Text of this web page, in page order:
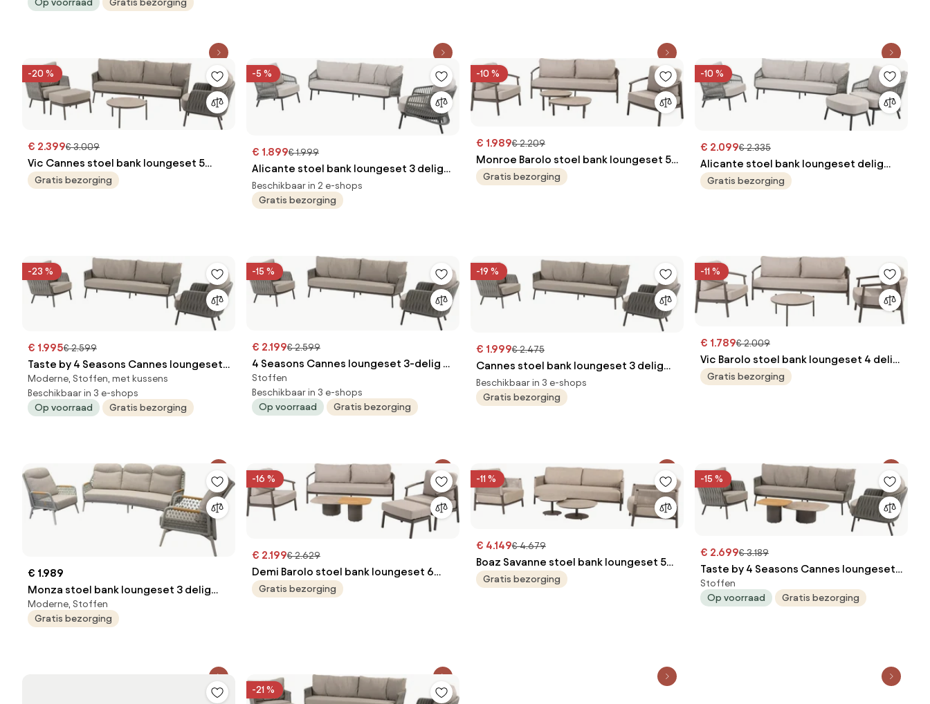
Op voorraad
Gratis bezorging
-20 %
€ 2.399€ 3.009
Vic Cannes stoel bank loungeset 5
delig organic terre Taste 4SO
Gratis bezorging
-5 %
€ 1.899€ 1.999
Alicante stoel bank loungeset 3 delig
antraciet Taste 4SO
Beschikbaar in 2 e-shops
Gratis bezorging
-10 %
€ 1.989€ 2.209
Monroe Barolo stoel bank loungeset 5
delig keramiek terre Taste 4SO
Gratis bezorging
-10 %
€ 2.099€ 2.335
Alicante stoel bank loungeset delig
antraciet Taste 4SO
Gratis bezorging
-23 %
€ 1.995€ 2.599
Taste by 4 Seasons Cannes loungeset
terre SALE Loungeset bruin
weerbestendig
Moderne, Stoffen, met kussens
Beschikbaar in 3 e-shops
Op voorraad
Gratis bezorging
-15 %
€ 2.199€ 2.599
4 Seasons Cannes loungeset 3-delig -
terre
Stoffen
Beschikbaar in 3 e-shops
Op voorraad
Gratis bezorging
-19 %
€ 1.999€ 2.475
Cannes stoel bank loungeset 3 delig
organic terre Taste 4SO
Beschikbaar in 3 e-shops
Gratis bezorging
-11 %
€ 1.789€ 2.009
Vic Barolo stoel bank loungeset 4 delig
keramiek terre Taste 4SO
Gratis bezorging
€ 1.989
Monza stoel bank loungeset 3 delig
verstelbaar latte rope
Moderne, Stoffen
Gratis bezorging
-16 %
€ 2.199€ 2.629
Demi Barolo stoel bank loungeset 6
delig terre Taste 4SO
Gratis bezorging
-11 %
€ 4.149€ 4.679
Boaz Savanne stoel bank loungeset 5
delig keramiek terre 4 Seasons
Gratis bezorging
-15 %
€ 2.699€ 3.189
Taste by 4 Seasons Cannes loungeset
5-delig - terre
Stoffen
Op voorraad
Gratis bezorging
-21 %